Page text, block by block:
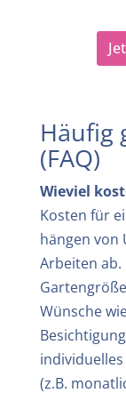
Häufig
(FAQ)
Wieviel
Kosten für
hängen von
Arbeiten ab.
Wünsche
(z.B.